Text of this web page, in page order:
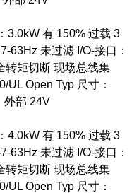
有 150% 过载 3
63Hz 未过滤 I/O-接口：
转矩切断 现场总线集
UL Open Typ 尺寸：
外部 24V
有 150% 过载 3
63Hz 未过滤 I/O-接口：
转矩切断 现场总线集
UL Open Typ 尺寸：